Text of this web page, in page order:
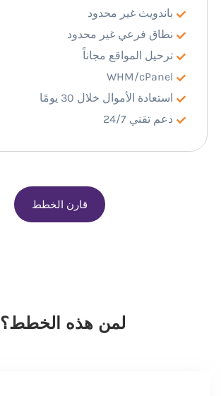
باندويث غير محدود
نطاق فرعي غير محدود
ترحيل المواقع مجاناً
WHM/cPanel
استعادة الأموال خلال 30 يومًا
دعم تقني 24/7
قارن الخطط
لمن هذه الخطط؟